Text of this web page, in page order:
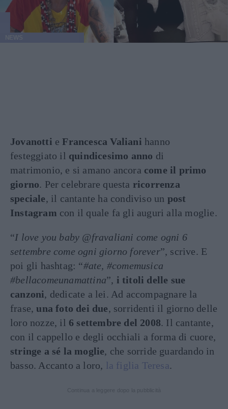
Jovanotti eFrancesca Valiani hanno
festeggiato il quindicesimo anno di
matrimonio, e si amano ancora come il primo
giorno. Per celebrare questa ricorrenza
speciale, il cantante ha condiviso un post
Instagram con il quale fa gli auguri alla moglie.
“I love you baby @fravaliani come ogni 6
settembre come ogni giorno forever”, scrive. E
poi gli hashtag: “#ate, #comemusica
#bellacomeunamattina”, i titoli delle sue
canzoni, dedicate a lei. Ad accompagnare la
frase,una foto dei due, sorridenti il giorno delle
loro nozze, il 6 settembre del 2008. Il cantante,
con il cappello e degli occhiali a forma di cuore,
stringe a sé la moglie, che sorride guardando in
basso. Accanto a loro, la figlia Teresa.